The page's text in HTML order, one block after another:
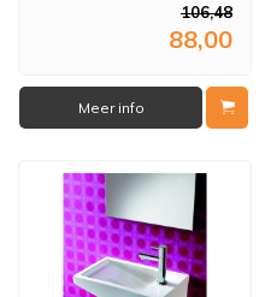
106,48
88,00
Meer info